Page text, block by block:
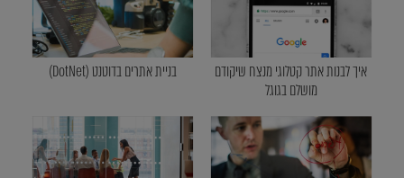
איך לבנות אתר קטלוגי מנצח שיקודם
מושלם בגוגל
בניית אתרים בדוטנט (DotNet)